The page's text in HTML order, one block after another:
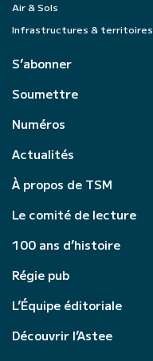
Air & Sols
Infrastructures & territoires
S’abonner
Soumettre
Numéros
Actualités
À propos de TSM
Le comité de lecture
100 ans d’histoire
Régie pub
L’Équipe éditoriale
Découvrir l’Astee